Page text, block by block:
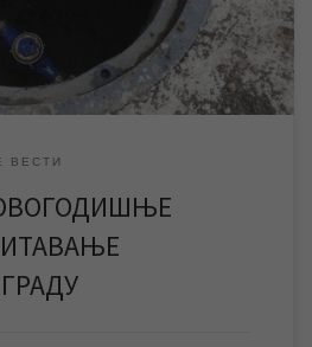
Зрењанина, водомери се физичким
ВЕСТИ